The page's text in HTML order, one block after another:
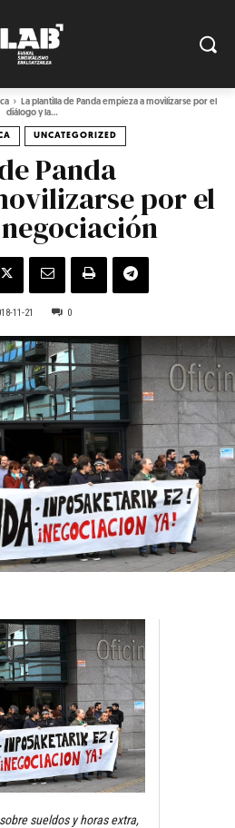
La plantilla de Panda empieza a movilizarse por el
diálogo y la...
UNCATEGORIZED
Panda
por el
11-21 0
sueldos y horas extra,